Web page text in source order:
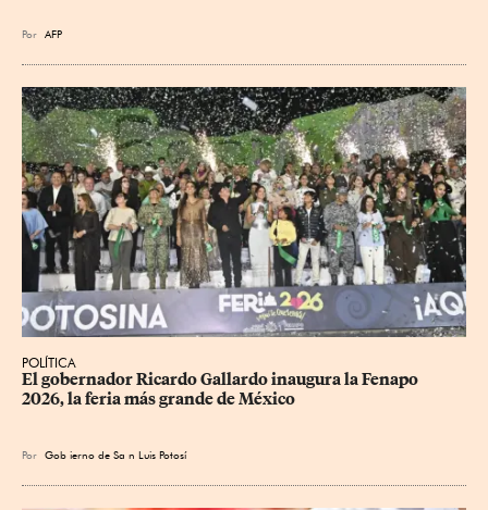
Por AFP
POLÍTICA
​El gobernador Ricardo Gallardo inaugura la Fenapo
2026, la feria más grande de México
Por Gob ierno de Sa n Luis Potosí